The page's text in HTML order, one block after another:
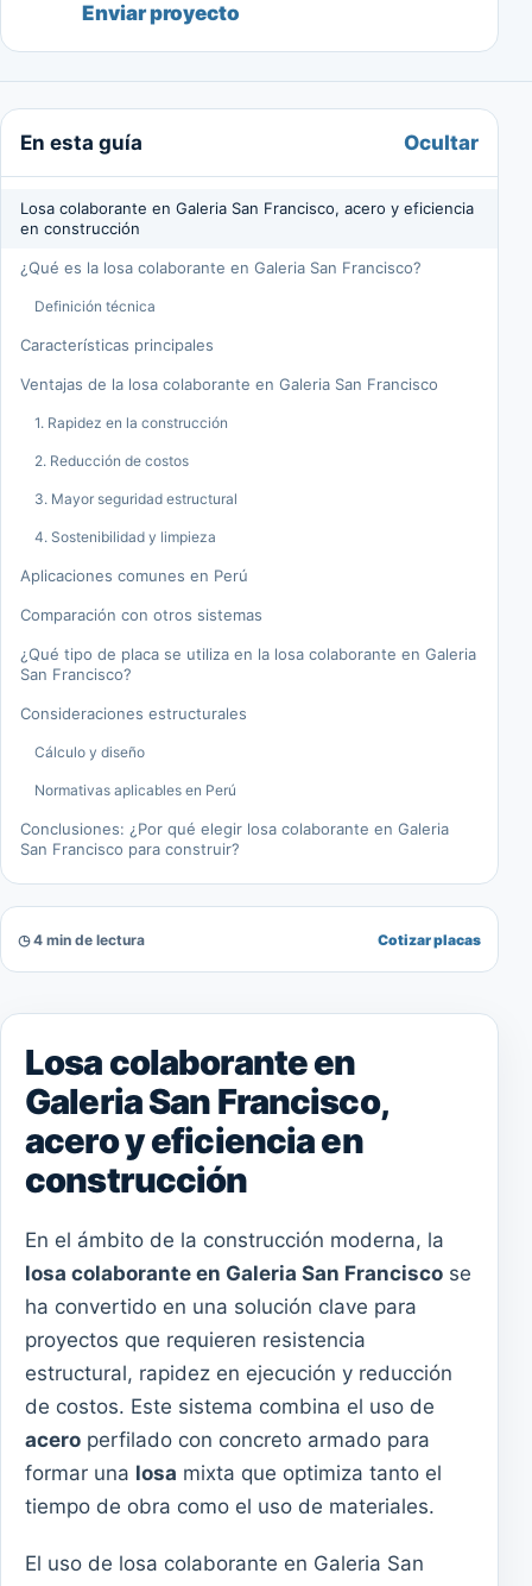
Enviar proyecto
En esta guía Ocultar
Losa colaborante en Galeria San Francisco, acero y eficiencia
en construcción
¿Qué es la losa colaborante en Galeria San Francisco?
Definición técnica
Características principales
Ventajas de la losa colaborante en Galeria San Francisco
1. Rapidez en la construcción
2. Reducción de costos
3. Mayor seguridad estructural
4. Sostenibilidad y limpieza
Aplicaciones comunes en Perú
Comparación con otros sistemas
¿Qué tipo de placa se utiliza en la losa colaborante en Galeria
San Francisco?
Consideraciones estructurales
Cálculo y diseño
Normativas aplicables en Perú
Conclusiones: ¿Por qué elegir losa colaborante en Galeria
San Francisco para construir?
◷ 4 min de lectura Cotizar placas
Losa colaborante en
Galeria San Francisco,
acero y eficiencia en
construcción
En el ámbito de la construcción moderna, la
losa colaborante en Galeria San Francisco se
ha convertido en una solución clave para
proyectos que requieren resistencia
estructural, rapidez en ejecución y reducción
de costos. Este sistema combina el uso de
acero perfilado con concreto armado para
formar una losa mixta que optimiza tanto el
tiempo de obra como el uso de materiales.
El uso de losa colaborante en Galeria San